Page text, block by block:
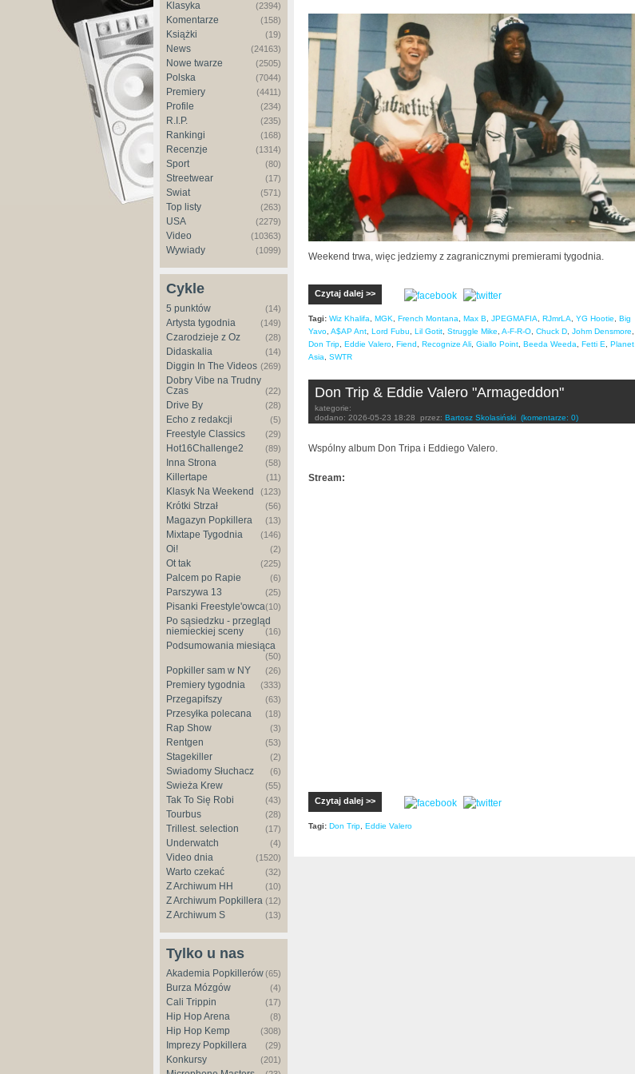
Klasyka (2394)
Komentarze (158)
Książki (19)
News (24163)
Nowe twarze (2505)
Polska (7044)
Premiery (4411)
Profile (234)
R.I.P. (235)
Rankingi (168)
Recenzje (1314)
Sport (80)
Streetwear (17)
Świat (571)
Top listy (263)
USA (2279)
Video (10363)
Wywiady (1099)
Cykle
5 punktów (14)
Artysta tygodnia (149)
Czarodzieje z Oz (28)
Didaskalia (14)
Diggin In The Videos (269)
Dobry Vibe na Trudny
Czas
(22)
Drive By (28)
Echo z redakcji (5)
Freestyle Classics (29)
Hot16Challenge2 (89)
Inna Strona (58)
Killertape (11)
Klasyk Na Weekend (123)
Krótki Strzał (56)
Magazyn Popkillera (13)
Mixtape Tygodnia (146)
Oi! (2)
Ot tak (225)
Palcem po Rapie (6)
Parszywa 13 (25)
Pisanki Freestyle'owca(10)
Po sąsiedzku - przegląd
niemieckiej sceny
(16)
Podsumowania miesiąca
(50)
Popkiller sam w NY (26)
Premiery tygodnia (333)
Przegapifszy (63)
Przesyłka polecana (18)
Rap Show (3)
Rentgen (53)
Stagekiller (2)
Świadomy Słuchacz (6)
Świeża Krew (55)
Tak To Się Robi (43)
Tourbus (28)
Trillest. selection (17)
Underwatch (4)
Video dnia (1520)
Warto czekać (32)
Z Archiwum HH (10)
Z Archiwum Popkillera (12)
Z Archiwum S (13)
Tylko u nas
Akademia Popkillerów(65)
Burza Mózgów (4)
Cali Trippin (17)
Hip Hop Arena (8)
Hip Hop Kemp (308)
Imprezy Popkillera (29)
Konkursy (201)
Weekend trwa, więc jedziemy z zagranicznymi premierami tygodnia.
Czytaj dalej >>
Tagi: Wiz Khalifa, MGK, French Montana, Max B, JPEGMAFIA, RJmrLA, YG Hootie, Big
Yavo, A$AP Ant, Lord Fubu, Lil Gotit, Struggle Mike, A-F-R-O, Chuck D, Johm Densmore,
Don Trip, Eddie Valero, Fiend , Recognize Ali, Giallo Point, Beeda Weeda, Fetti E, Planet
Asia, SWTR
Don Trip & Eddie Valero "Armageddon"
kategorie:
dodano: 2026-05-23 18:28 przez: Bartosz Skolasiński (komentarze: 0)
Wspólny album Don Tripa i Eddiego Valero.
Stream:
Czytaj dalej >>
Tagi: Don Trip, Eddie Valero